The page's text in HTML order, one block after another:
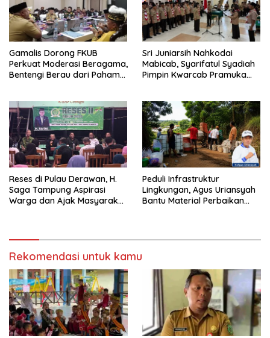
Gamalis Dorong FKUB
Perkuat Moderasi Beragama,
Bentengi Berau dari Paham
Sri Juniarsih Nahkodai
Mabicab, Syarifatul Syadiah
Pimpin Kwarcab Pramuka
Reses di Pulau Derawan, H.
Saga Tampung Aspirasi
Warga dan Ajak Masyarakat
Peduli Infrastruktur
Lingkungan, Agus Uriansyah
Bantu Material Perbaikan
Rekomendasi untuk kamu